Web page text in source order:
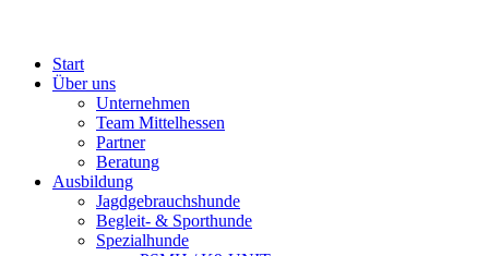
Start
Über uns
Unternehmen
Team Mittelhessen
Partner
Beratung
Ausbildung
Jagdgebrauchshunde
Begleit- & Sporthunde
Spezialhunde